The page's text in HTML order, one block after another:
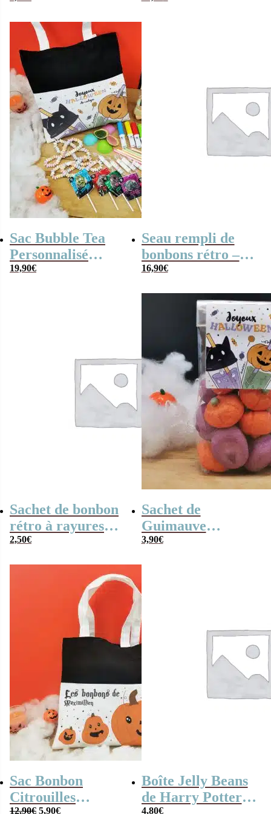
Sac Bubble Tea
Personnalisé
“Joyeux
19,90€
Seau rempli de
bonbons rétro –
Halloween
16,90€
Sachet de bonbon
rétro à rayures
noires et blanches
2,50€
Sachet de
Guimauve
Halloween
3,90€
Sac Bonbon
Citrouilles
12,90€ Le
5,90€Le
Boîte Jelly Beans
de Harry Potter
4,80€